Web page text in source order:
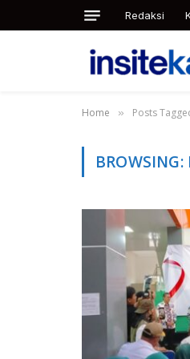
Redaksi
Home » Posts
BROWSING: